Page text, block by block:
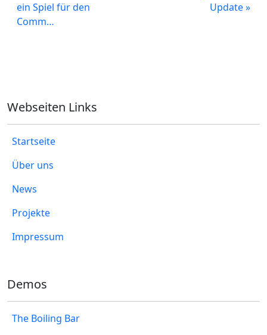
ein Spiel für den
Comm…
Update »
Webseiten Links
Startseite
Über uns
News
Projekte
Impressum
Demos
The Boiling Bar